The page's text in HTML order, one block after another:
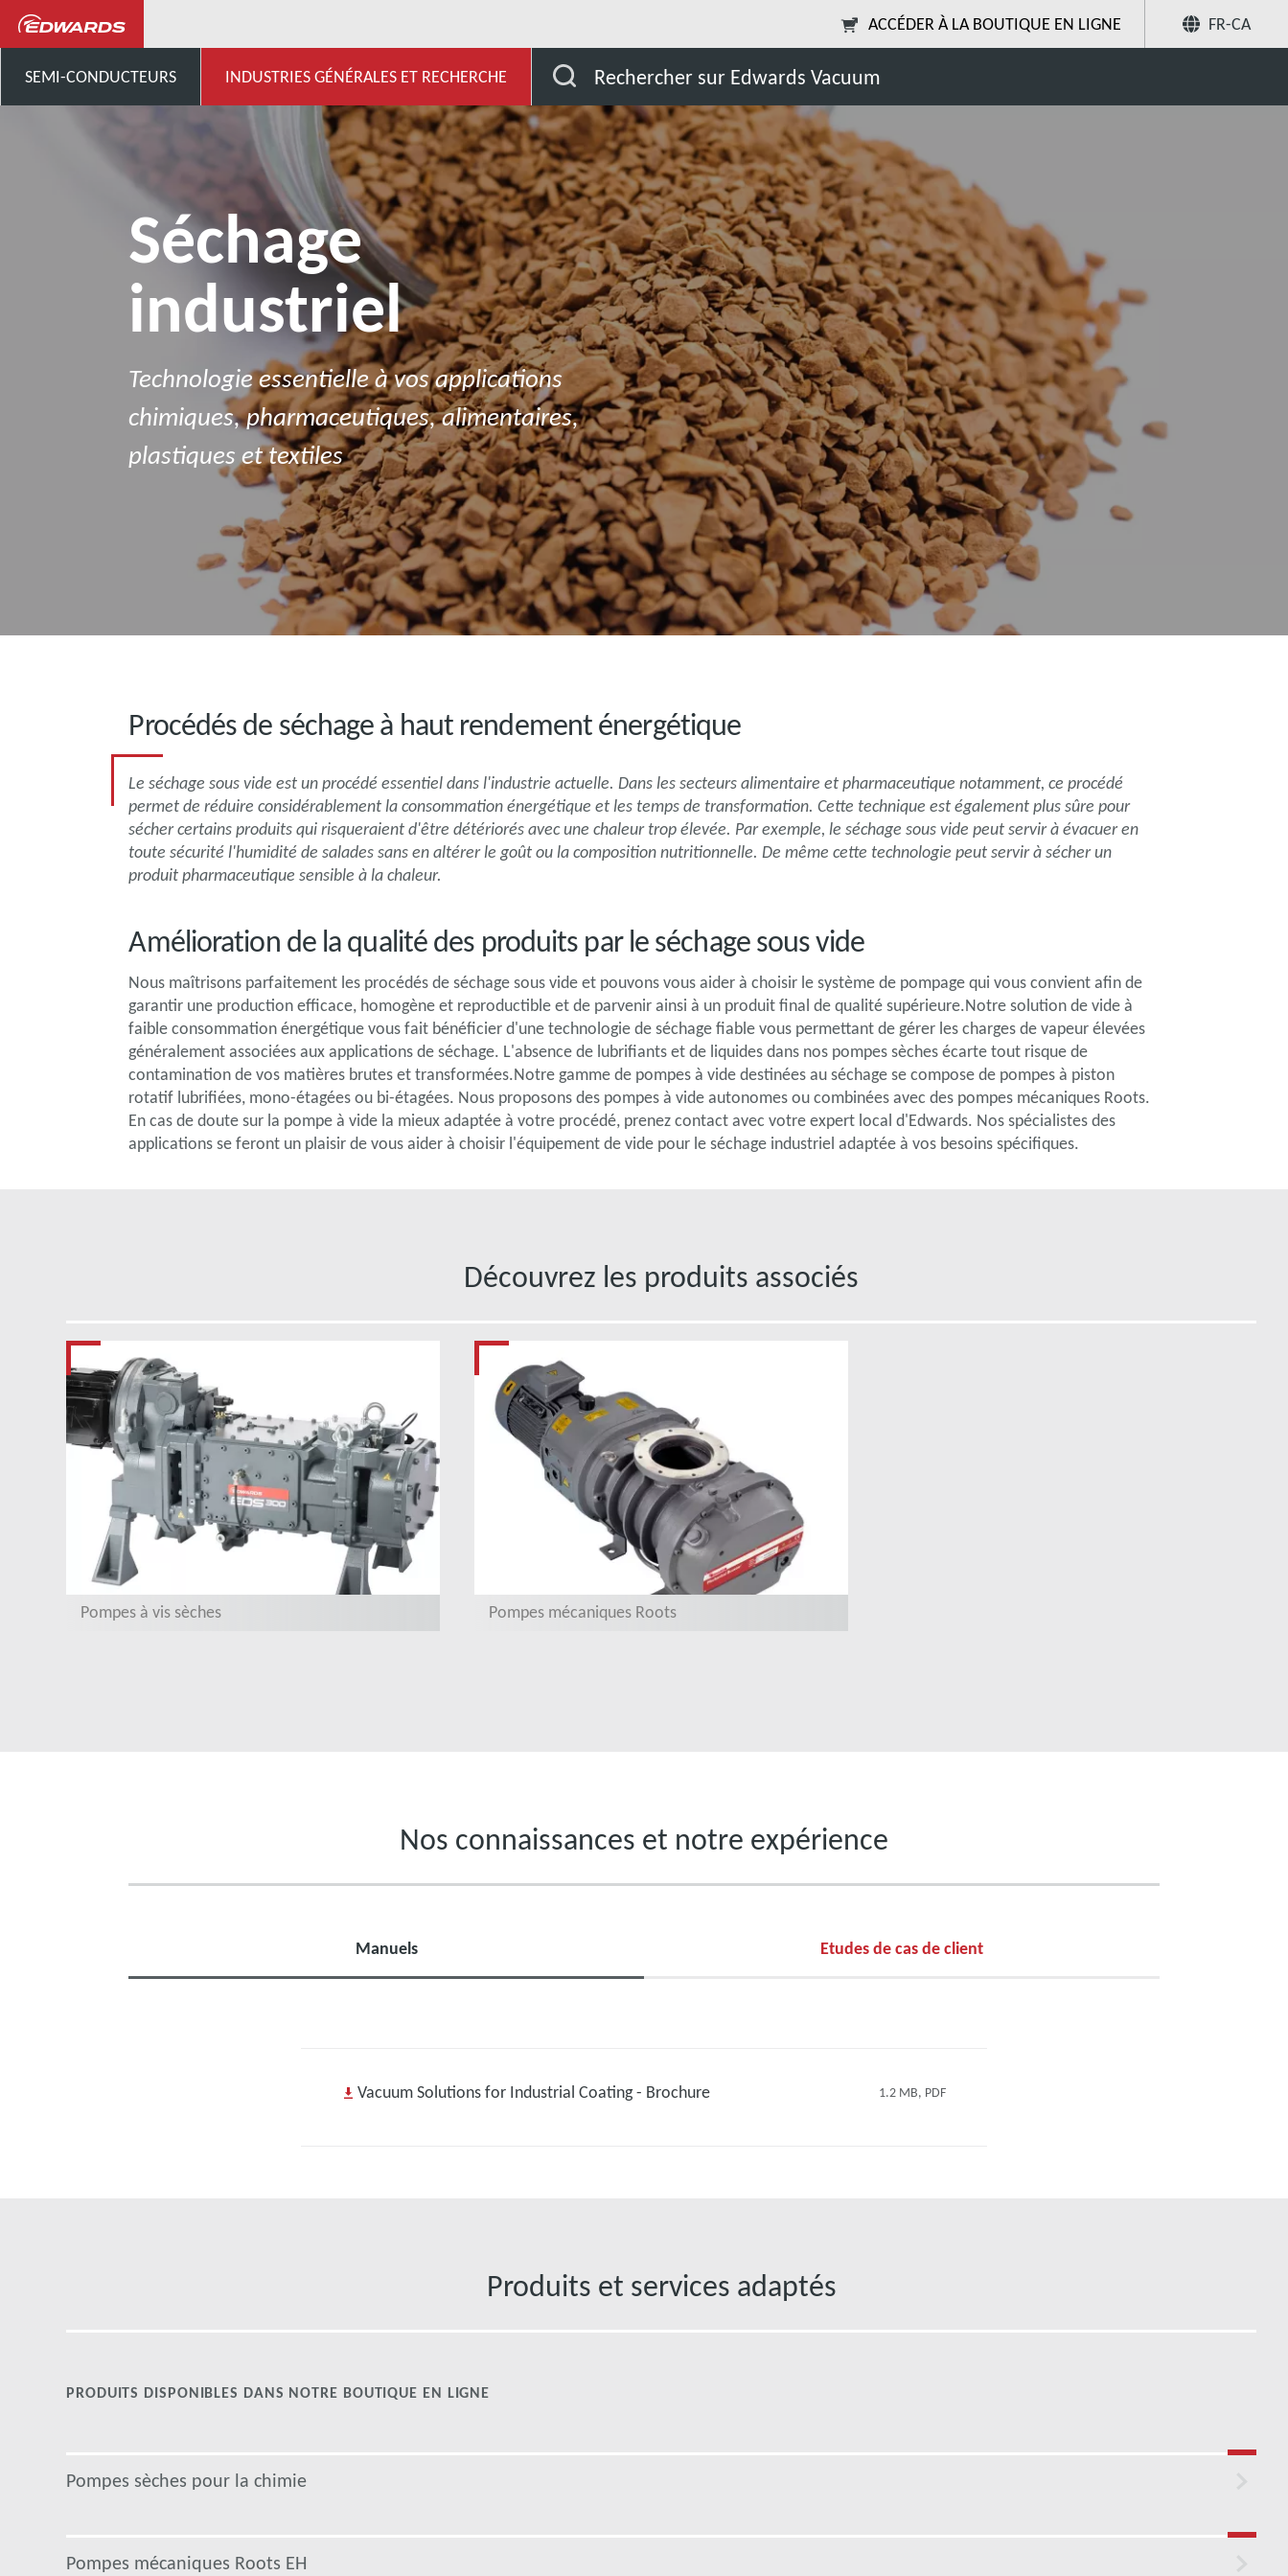
ACCÉDER À LA BOUTIQUE EN LIGNE FR-CA
SEMI-CONDUCTEURS INDUSTRIES GÉNÉRALES ET RECHERCHE Rechercher sur Edwards Vacuum
Partager
Séchage
industriel
Technologie essentielle à vos applications
chimiques, pharmaceutiques, alimentaires,
plastiques et textiles
Procédés de séchage à haut rendement énergétique
Le séchage sous vide est un procédé essentiel dans l'industrie actuelle. Dans les secteurs alimentaire et pharmaceutique notamment, ce procédé
permet de réduire considérablement la consommation énergétique et les temps de transformation. Cette technique est également plus sûre pour
sécher certains produits qui risqueraient d'être détériorés avec une chaleur trop élevée. Par exemple, le séchage sous vide peut servir à évacuer en
toute sécurité l'humidité de salades sans en altérer le goût ou la composition nutritionnelle. De même cette technologie peut servir à sécher un
produit pharmaceutique sensible à la chaleur.
Amélioration de la qualité des produits par le séchage sous vide
Nous maîtrisons parfaitement les procédés de séchage sous vide et pouvons vous aider à choisir le système de pompage qui vous convient afin de
garantir une production efficace, homogène et reproductible et de parvenir ainsi à un produit final de qualité supérieure.Notre solution de vide à
faible consommation énergétique vous fait bénéficier d'une technologie de séchage fiable vous permettant de gérer les charges de vapeur élevées
généralement associées aux applications de séchage. L'absence de lubrifiants et de liquides dans nos pompes sèches écarte tout risque de
contamination de vos matières brutes et transformées.Notre gamme de pompes à vide destinées au séchage se compose de pompes à piston
rotatif lubrifiées, mono-étagées ou bi-étagées. Nous proposons des pompes à vide autonomes ou combinées avec des pompes mécaniques Roots.
En cas de doute sur la pompe à vide la mieux adaptée à votre procédé, prenez contact avec votre expert local d'Edwards. Nos spécialistes des
applications se feront un plaisir de vous aider à choisir l'équipement de vide pour le séchage industriel adaptée à vos besoins spécifiques.
Découvrez les produits associés
Pompes à vis sèches Pompes mécaniques Roots
Nos connaissances et notre expérience
Manuels
Vacuum Solutions for Industrial Coating - Brochure 1.2 MB, PDF
Etudes de cas de client
Produits et services adaptés
PRODUITS DISPONIBLES DANS NOTRE BOUTIQUE EN LIGNE
Pompes sèches pour la chimie
Pompes mécaniques Roots EH